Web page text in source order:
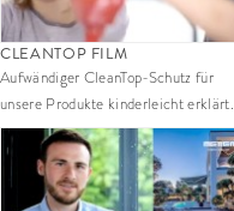
CLEANTOP FILM
Aufwändiger CleanTop-Schutz für
unsere Produkte kinderleicht erklärt.